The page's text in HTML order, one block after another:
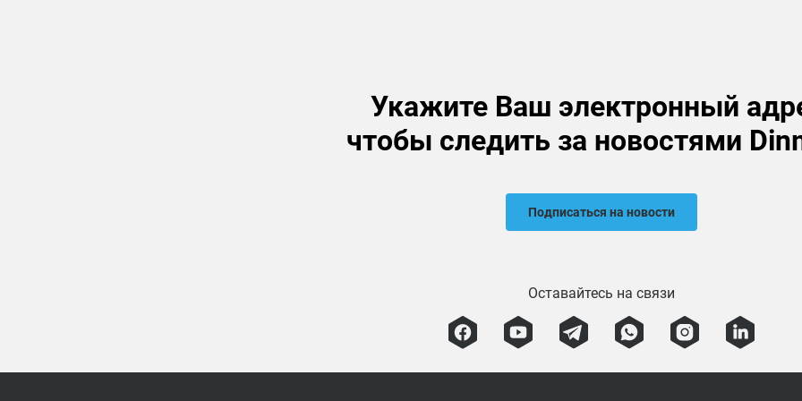
Укажите Ваш электронный
чтобы следить за новостями
Подписаться на новости
Оставайтесь на связи